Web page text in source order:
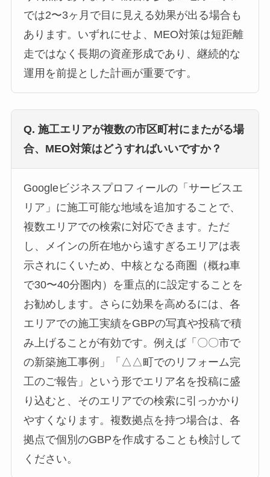
では2〜3ヶ月で目に見える効果が出る場合も
あります。いずれにせよ、MEO対策は短距離
走ではなく長期の資産形成であり、継続的な
運用を前提とした計画が重要です。
Q. 施工エリアが複数の市区町村にまたがる場
合、MEO対策はどうすればいいですか？
Googleビジネスプロフィールの「サービスエ
リア」に施工可能な地域を追加することで、
複数エリアでの検索に対応できます。ただ
し、メインの所在地から遠すぎるエリアは表
示されにくいため、中核となる商圏（概ね車
で30〜40分圏内）を重点的に設定することを
お勧めします。さらに効果を高めるには、各
エリアでの施工実績をGBPの写真や投稿で積
み上げることが有効です。例えば「〇〇市で
の新築施工事例」「△△町でのリフォーム完
工のご報告」という形でエリア名を投稿に盛
り込むと、そのエリアでの検索に引っかかり
やすくなります。複数拠点を持つ場合は、各
拠点で個別のGBPを作成することも検討して
ください。